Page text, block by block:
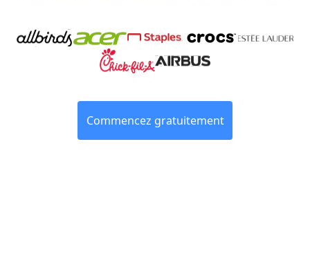
Commencez gratuitement